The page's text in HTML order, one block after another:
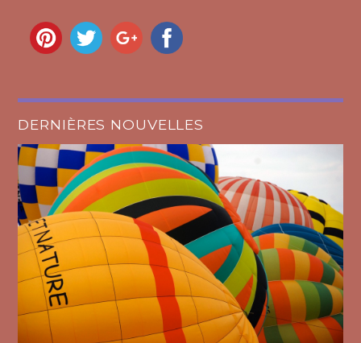
DERNIÈRES NOUVELLES